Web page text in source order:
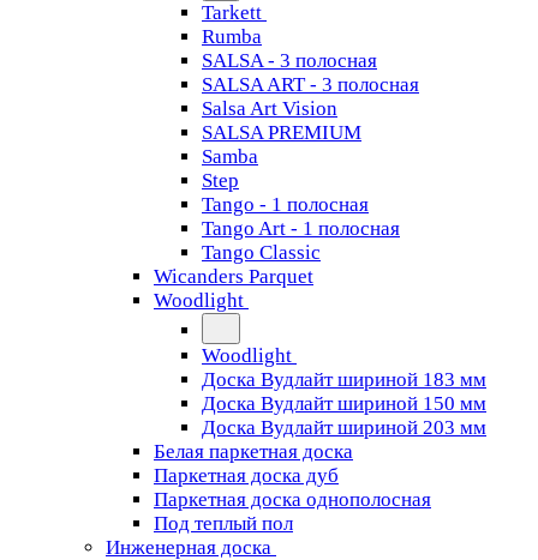
Tarkett
Rumba
SALSA - 3 полосная
SALSA ART - 3 полосная
Salsa Art Vision
SALSA PREMIUM
Samba
Step
Tango - 1 полосная
Tango Art - 1 полосная
Tango Classiс
Wicanders Parquet
Woodlight
Woodlight
Доска Вудлайт шириной 183 мм
Доска Вудлайт шириной 150 мм
Доска Вудлайт шириной 203 мм
Белая паркетная доска
Паркетная доска дуб
Паркетная доска однополосная
Под теплый пол
Инженерная доска